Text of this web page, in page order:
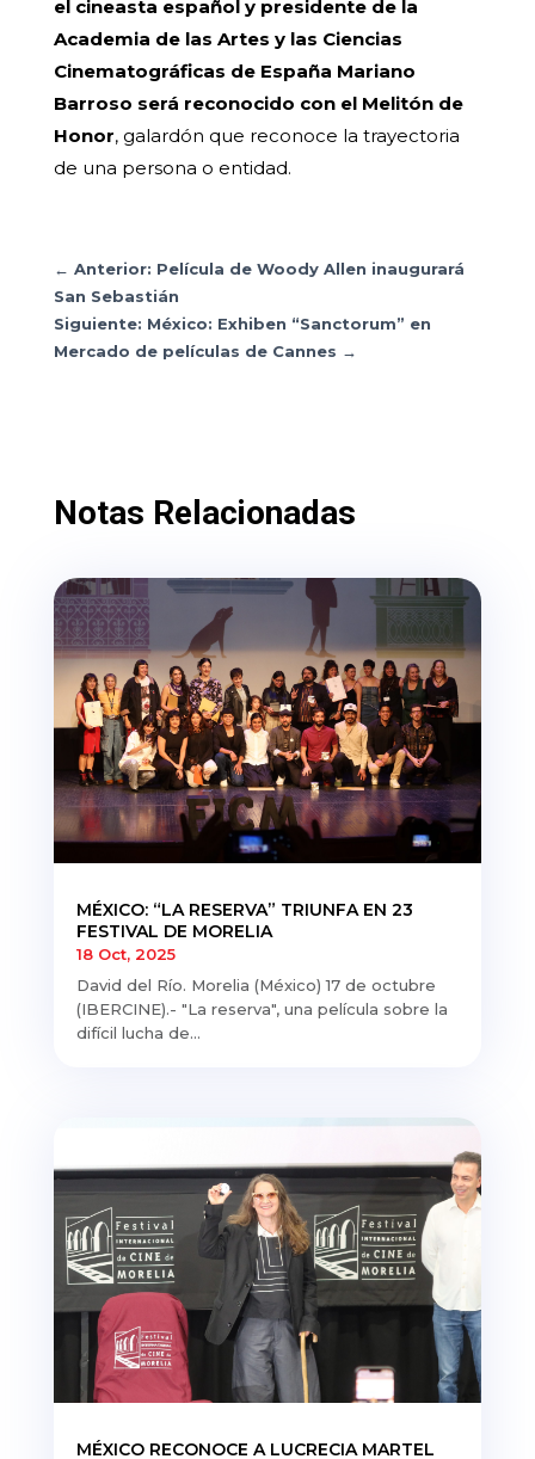
el cineasta español y presidente de la
Academia de las Artes y las Ciencias
Cinematográficas de España Mariano
Barroso será reconocido con el Melitón de
Honor, galardón que reconoce la trayectoria
de una persona o entidad.
← Anterior: Película de Woody Allen inaugurará
San Sebastián
Siguiente: México: Exhiben “Sanctorum” en
Mercado de películas de Cannes →
Notas Relacionadas
MÉXICO: “LA RESERVA” TRIUNFA EN 23
FESTIVAL DE MORELIA
18 Oct, 2025
David del Río. Morelia (México) 17 de octubre
(IBERCINE).- "La reserva", una película sobre la
difícil lucha de...
MÉXICO RECONOCE A LUCRECIA MARTEL